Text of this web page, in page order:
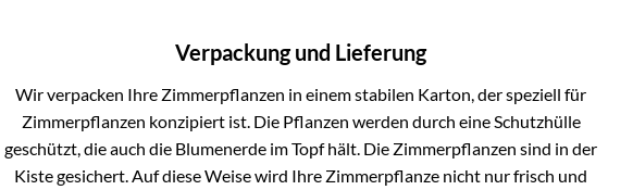
Verpackung und Lieferung
Wir verpacken Ihre Zimmerpflanzen in einem stabilen Karton, der speziell für
Zimmerpflanzen konzipiert ist. Die Pflanzen werden durch eine Schutzhülle
geschützt, die auch die Blumenerde im Topf hält. Die Zimmerpflanzen sind in der
Kiste gesichert. Auf diese Weise wird Ihre Zimmerpflanze nicht nur frisch und